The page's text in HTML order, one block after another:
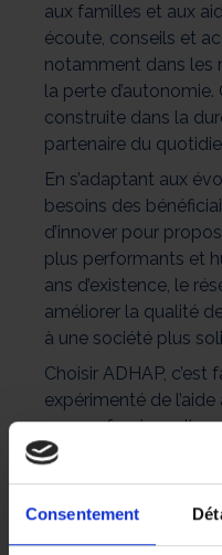
Consentement
aux familles et aux
écoute, conseils et
notamment dans les
la perte
construite dans la
partenaire du
En s’adaptant aux
besoins des
d’innover pour
plus performants et
ans d’existence, le
améliorer la qualité
à une société plus
Choisir ADHAP,
expérimenté de
son
valeurs humaines